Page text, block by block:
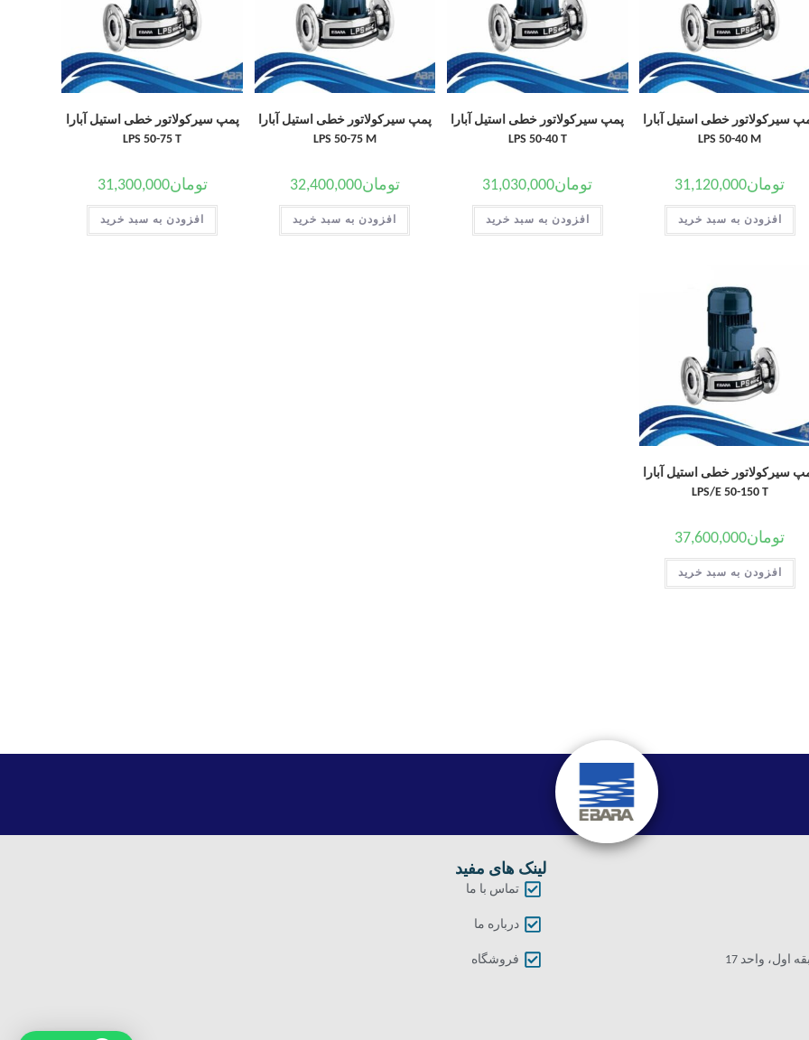
سیرکولاتور خطی استیل آبارا
LPS 50-40 M
تومان31,120,000
افزودن به سبد خرید
پمپ سیرکولاتور خطی استیل آبارا
LPS 50-40 T
تومان31,030,000
افزودن به سبد خرید
پمپ سیرکولاتور خطی استیل آبارا
LPS 50-75 M
تومان32,400,000
افزودن به سبد خرید
پمپ سیرکولاتور خطی استیل آبارا
LPS 50-75 T
تومان31,300,000
افزودن به سبد خرید
سیرکولاتور خطی استیل آبارا
LPS/E 50-150 T
تومان37,600,000
افزودن به سبد خرید
واحد 17
لینک های مفید
تماس با ما
درباره ما
فروشگاه